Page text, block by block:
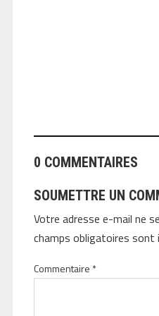
0 COMMENTAIRES
SOUMETTRE UN
Votre adresse e-mail ne
champs obligatoires sont
Commentaire *